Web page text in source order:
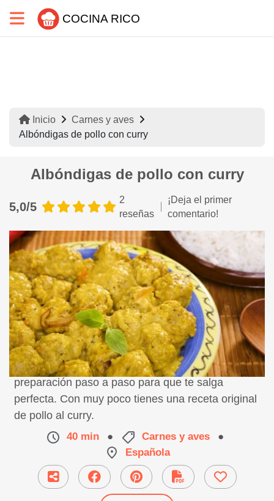
COCINA RICO
Inicio
Carnes y aves
Albóndigas de pollo con curry
Albóndigas de pollo con curry
5,0/5
2
reseñas
¡Deja el primer
comentario!
Receta de albóndigas de pollo con curry,
preparación paso a paso para que te salga
perfecta. Con muy poco tienes una receta original
de pollo al curry.
40 min ● Carnes y aves
●
Española